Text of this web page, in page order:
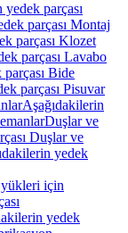
parçası
parçası Montaj
parçası Klozet
parçası Lavabo
Bide
parçası Pisuvar
Aşağıdakilerin
Duşlar ve
Duşlar ve
yedek
yükleri için
yedek